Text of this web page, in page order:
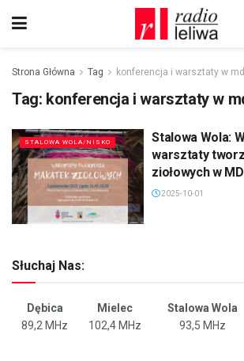
Strona Główna Tag konferencja i warsztaty w
Tag: konferencja i warsztaty w
STALOWA WOLA/NISKO
Stalowa Wola:
warsztaty
ziołowych w
2025-10-01
Słuchaj Nas:
Dębica Mielec Stalowa Wola
89,2 MHz
102,4 MHz 93,5 MHz